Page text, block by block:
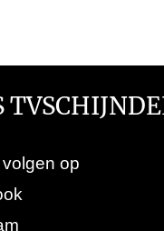
op